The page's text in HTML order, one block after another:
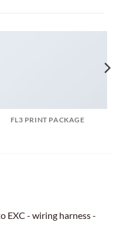
FL3 PRINT PACKAGE
EXC - wiring harness -